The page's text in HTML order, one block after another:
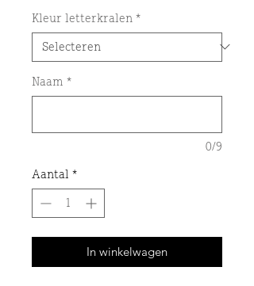
Kleur letterkralen *
Naam *
0/9
Aantal *
In winkelwagen